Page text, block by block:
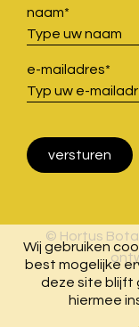
naam*
e-mailadres*
© Hortus
Wij gebruiken
best mogelijke
deze site blijft
hiermee